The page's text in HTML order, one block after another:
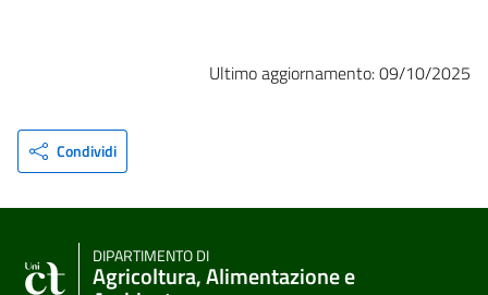
Ultimo aggiornamento: 09/10/2025
Condividi
DIPARTIMENTO DI
Agricoltura, Alimentazione e